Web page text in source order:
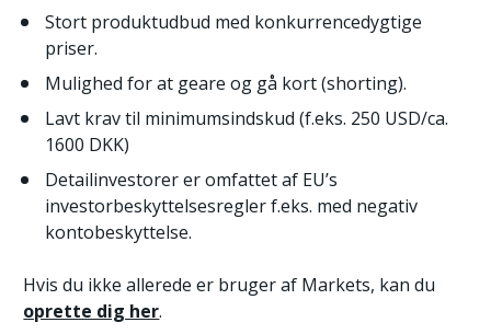
Stort produktudbud med konkurrencedygtige
priser.
Mulighed for at geare og gå kort (shorting).
Lavt krav til minimumsindskud (f.eks. 250 USD/ca.
1600 DKK)
Detailinvestorer er omfattet af EU’s
investorbeskyttelsesregler f.eks. med negativ
kontobeskyttelse.
oprette dig her.